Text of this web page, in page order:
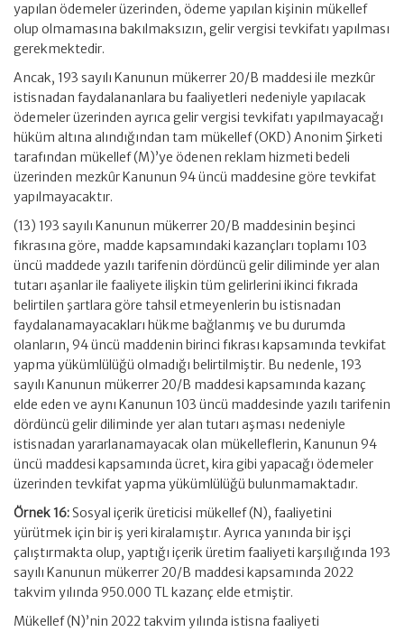
yapılan ödemeler üzerinden, ödeme yapılan kişinin mükellef
olup olmamasına bakılmaksızın, gelir vergisi tevkifatı yapılması
gerekmektedir.
Ancak, 193 sayılı Kanunun mükerrer 20/B maddesi ile mezkûr
istisnadan faydalananlara bu faaliyetleri nedeniyle yapılacak
ödemeler üzerinden ayrıca gelir vergisi tevkifatı yapılmayacağı
hüküm altına alındığından tam mükellef (OKD) Anonim Şirketi
tarafından mükellef (M)’ye ödenen reklam hizmeti bedeli
üzerinden mezkûr Kanunun 94 üncü maddesine göre tevkifat
yapılmayacaktır.
(13) 193 sayılı Kanunun mükerrer 20/B maddesinin beşinci
fıkrasına göre, madde kapsamındaki kazançları toplamı 103
üncü maddede yazılı tarifenin dördüncü gelir diliminde yer alan
tutarı aşanlar ile faaliyete ilişkin tüm gelirlerini ikinci fıkrada
belirtilen şartlara göre tahsil etmeyenlerin bu istisnadan
faydalanamayacakları hükme bağlanmış ve bu durumda
olanların, 94 üncü maddenin birinci fıkrası kapsamında tevkifat
yapma yükümlülüğü olmadığı belirtilmiştir. Bu nedenle, 193
sayılı Kanunun mükerrer 20/B maddesi kapsamında kazanç
elde eden ve aynı Kanunun 103 üncü maddesinde yazılı tarifenin
dördüncü gelir diliminde yer alan tutarı aşması nedeniyle
istisnadan yararlanamayacak olan mükelleflerin, Kanunun 94
üncü maddesi kapsamında ücret, kira gibi yapacağı ödemeler
üzerinden tevkifat yapma yükümlülüğü bulunmamaktadır.
Örnek 16:Sosyal içerik üreticisi mükellef (N), faaliyetini
yürütmek için bir iş yeri kiralamıştır. Ayrıca yanında bir işçi
çalıştırmakta olup, yaptığı içerik üretim faaliyeti karşılığında 193
sayılı Kanunun mükerrer 20/B maddesi kapsamında 2022
takvim yılında 950.000 TL kazanç elde etmiştir.
Mükellef (N)’nin 2022 takvim yılında istisna faaliyeti